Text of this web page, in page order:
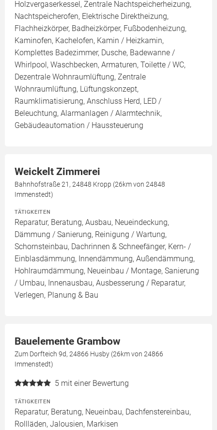
Holzvergaserkessel, Zentrale Nachtspeicherheizung,
Nachtspeicherofen, Elektrische Direktheizung,
Flachheizkörper, Badheizkörper, Fußbodenheizung,
Kaminofen, Kachelofen, Kamin / Heizkamin,
Komplettes Badezimmer, Dusche, Badewanne /
Whirlpool, Waschbecken, Armaturen, Toilette / WC,
Dezentrale Wohnraumlüftung, Zentrale
Wohnraumlüftung, Lüftungskonzept,
Raumklimatisierung, Anschluss Herd, LED /
Beleuchtung, Alarmanlagen / Alarmtechnik,
Gebäudeautomation / Haussteuerung
Weickelt Zimmerei
Bahnhofstraße 21, 24848 Kropp (26km von 24848
Immenstedt)
TÄTIGKEITEN
Reparatur, Beratung, Ausbau, Neueindeckung,
Dämmung / Sanierung, Reinigung / Wartung,
Schornsteinbau, Dachrinnen & Schneefänger, Kern- /
Einblasdämmung, Innendämmung, Außendämmung,
Hohlraumdämmung, Neueinbau / Montage, Sanierung
/ Umbau, Innenausbau, Ausbesserung / Reparatur,
Verlegen, Planung & Bau
Bauelemente Grambow
Zum Dorfteich 9d, 24866 Husby (26km von 24866
Immenstedt)
5 mit einer Bewertung
TÄTIGKEITEN
Reparatur, Beratung, Neueinbau, Dachfenstereinbau,
Rollläden, Jalousien, Markisen